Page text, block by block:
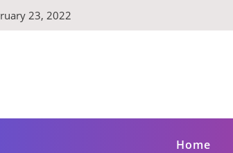
23, 2022
Home